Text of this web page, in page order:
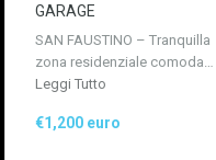
GARAGE
SAN FAUSTINO – Tranquilla
zona residenziale comoda…
Leggi Tutto
€1,200 euro